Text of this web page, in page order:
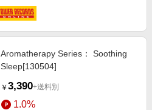
Aromatherapy Series： Soothing
Sleep[130504]
￥ 3,390+送料別
1.0%